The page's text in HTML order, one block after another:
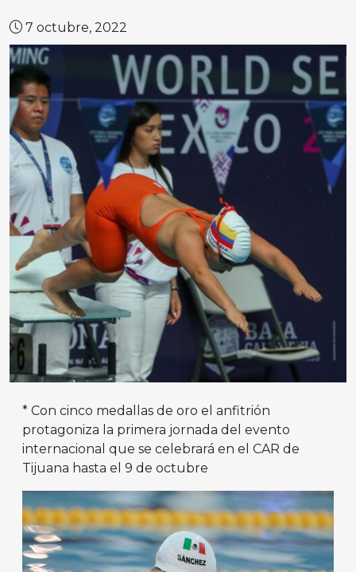
7 octubre, 2022
* Con cinco medallas de oro el anfitrión
protagoniza la primera jornada del evento
internacional que se celebrará en el CAR de
Tijuana hasta el 9 de octubre